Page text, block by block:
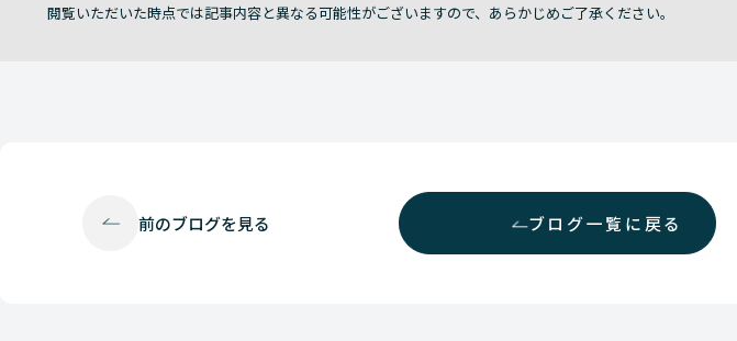
閲覧いただいた時点では記事内容と異なる可能性がございますので、あらかじめご了承ください。
前のブログを見る ブログ一覧に戻る